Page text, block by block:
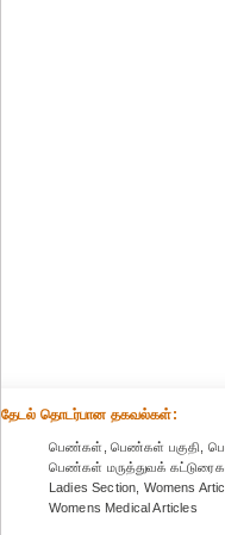
தேட‌ல் தொட‌ர்பான தகவ‌ல்க‌ள்:
பெண்கள், பெண்கள் பகுதி,
பெண்கள் மருத்துவக்
Ladies Section, Womens
Womens Medical Articles